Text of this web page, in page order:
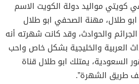
كويتي مواليد دولة الكويت الاسم
طلال، مهنة الصحفي ابو طلال
والحوادث، وقد كانت شهرته أنه
العربية والخليجية بشكل خاص واحب
السعودية، يمتلك ابو طلال قناة
طريق الشهرة”.